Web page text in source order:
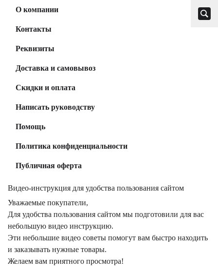
О компании
Контакты
Реквизиты
Доставка и самовывоз
Скидки и оплата
Написать руководству
Помощь
Политика конфиденциальности
Публичная оферта
Видео-инструкция для удобства пользования сайтом
Уважаемые покупатели,
Для удобства пользования сайтом мы подготовили для вас
небольшую видео инструкцию.
Эти небольшие видео советы помогут вам быстро находить
и заказывать нужные товары.
Желаем вам приятного просмотра!